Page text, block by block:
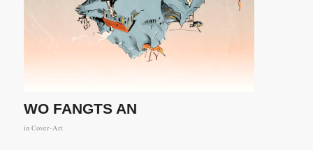
WO FANGTS AN
in Cover-Art